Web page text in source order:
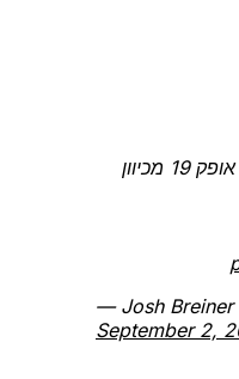
תיעוד מדהים של שיגור לוויין אופק 19 מכיוון
— Josh Breiner
September 2,